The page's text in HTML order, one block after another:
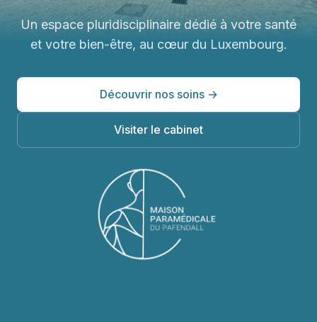
Un espace pluridisciplinaire dédié à votre santé
et votre bien-être, au cœur du Luxembourg.
Découvrir nos soins →
Visiter le cabinet